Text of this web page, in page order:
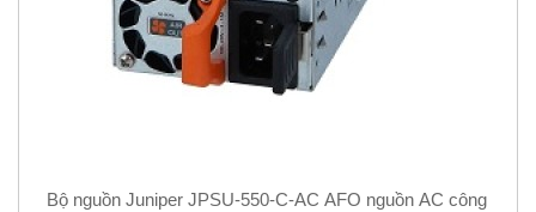
Bộ nguồn Juniper JPSU-550-C-AC AFO nguồn AC công